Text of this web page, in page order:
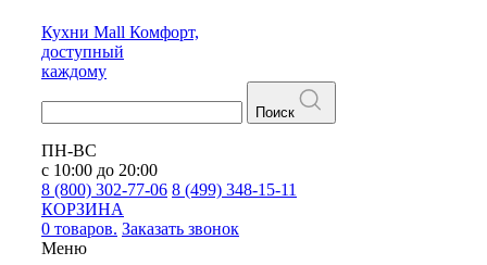
Кухни Mall Комфорт,
доступный
каждому
Поиск
ПН-ВС
с 10:00 до 20:00
8 (800) 302-77-06 8 (499) 348-15-11
КОРЗИНА
0 товаров. Заказать звонок
Меню